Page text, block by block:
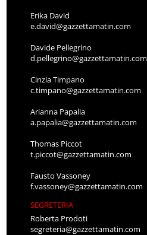
Erika David
e.david@gazzettamatin.com
Davide Pellegrino
d.pellegrino@gazzettamatin.com
Cinzia Timpano
c.timpano@gazzettamatin.com
Arianna Papalia
a.papalia@gazzettamatin.com
Thomas Piccot
t.piccot@gazzettamatin.com
Fausto Vassoney
f.vassoney@gazzettamatin.com
SEGRETERIA
Roberta Prodoti
segreteria@gazzettamatin.com